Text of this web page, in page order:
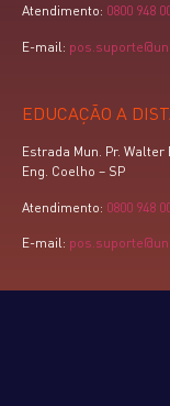
Atendimento: 0800 948
E-mail:
EDUCAÇÃO A
Estrada Mun. Pr. Walter
Eng. Coelho – SP
Atendimento: 0800 948
E-mail: